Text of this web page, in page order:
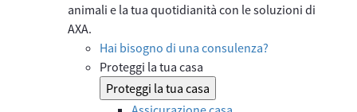
animali e la tua quotidianità con le soluzioni di
AXA.
Hai bisogno di una consulenza?
Proteggi la tua casa
Proteggi la tua casa